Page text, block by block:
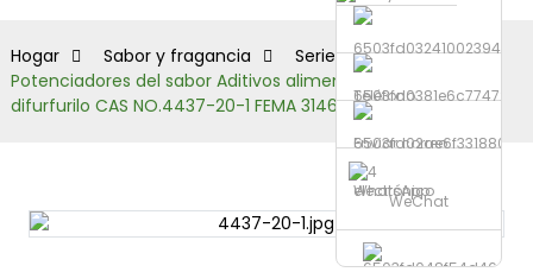
Teléfono
Enviar correo
electrónico
WhatsApp
WeChat
Hogar Sabor y fragancia
Serie de sulfuros
Potenciadores del sabor Aditivos alimentarios Disulfuro de
difurfurilo CAS NO.4437-20-1 FEMA 3146